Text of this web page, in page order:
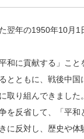
翌年の1950年10月
和に貢献する」こ
とともに、戦後中
取り組んできました。
を反省して、「平
反対し、歴史や体